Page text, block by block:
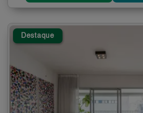
Destaque